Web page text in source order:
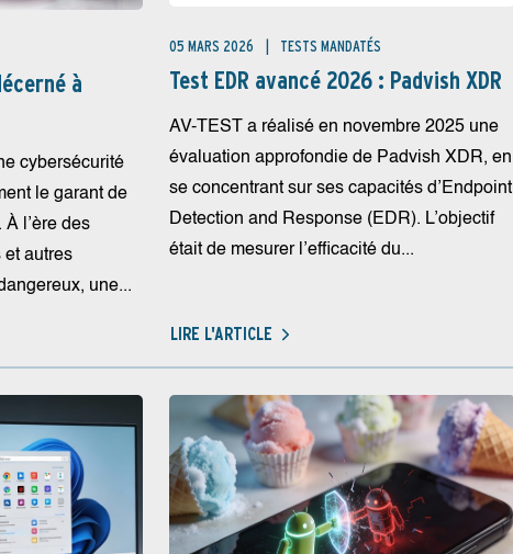
à
cybersécurité
le garant de
l’ère des
et autres
une...
05 MARS 2026 TESTS MANDATÉS
Test EDR avancé 2026 : Padvish XDR
AV-TEST a réalisé en novembre 2025 une
évaluation approfondie de Padvish XDR, en
se concentrant sur ses capacités d’Endpoint
Detection and Response (EDR). L’objectif
était de mesurer l’efficacité du...
LIRE L'ARTICLE